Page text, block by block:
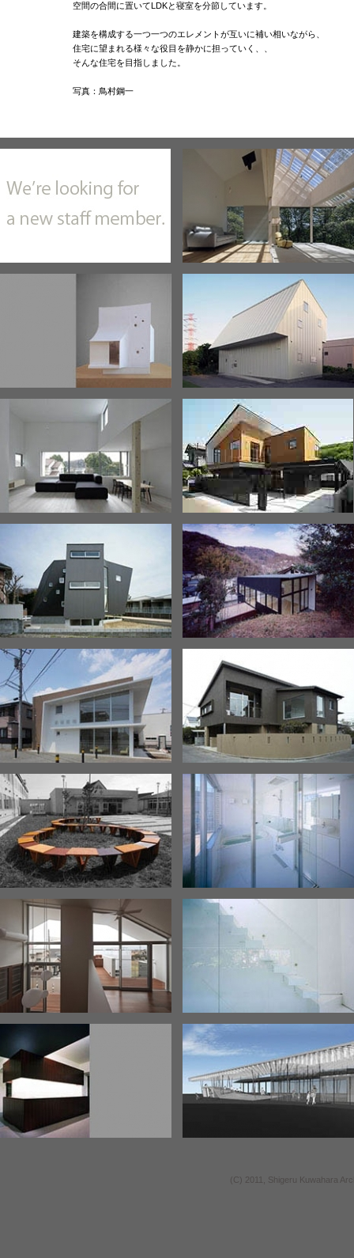
空間の合間に置いてLDKと寝室を分節しています。
建築を構成する一つ一つのエレメントが互いに補い相いながら、
住宅に望まれる様々な役目を静かに担っていく、、
そんな住宅を目指しました。
写真：鳥村鋼一
(C) 2011, Shigeru Kuwahara